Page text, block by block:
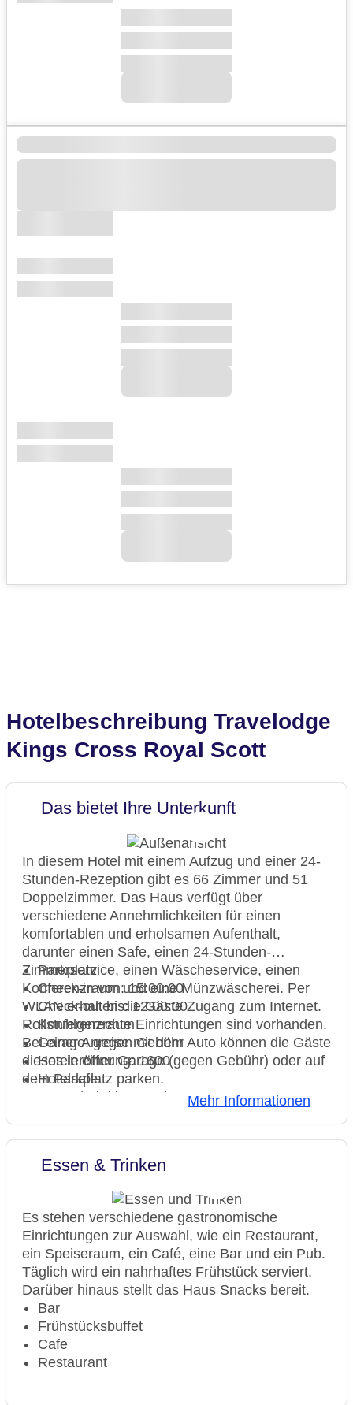
Hotelbeschreibung Travelodge
Kings Cross Royal Scott
Das bietet Ihre Unterkunft
In diesem Hotel mit einem Aufzug und einer 24-
Stunden-Rezeption gibt es 66 Zimmer und 51
Doppelzimmer. Das Haus verfügt über
verschiedene Annehmlichkeiten für einen
komfortablen und erholsamen Aufenthalt,
darunter einen Safe, einen 24-Stunden-
Zimmerservice, einen Wäscheservice, einen
Konferenzraum und eine Münzwäscherei. Per
WLAN erhalten die Gäste Zugang zum Internet.
Rollstuhlgerechte Einrichtungen sind vorhanden.
Bei einer Anreise mit dem Auto können die Gäste
dieses in einer Garage (gegen Gebühr) oder auf
dem Parkplatz parken.
Parkplatz
Check-in von: 15:00:00
Check-out bis: 12:00:00
Konferenzraum
Garage: gegen Gebühr
Hoteleröffnung: 1600
Hotelsafe
WLAN/WiFi im Hotel
Rezeption
Zimmerservice
Gesamtanzahl der Zimmer: 66
Zahlungsarten: American Express,
Mastercard, Visa
Landeskategorie: 3 Sterne
Mehr Informationen
Essen & Trinken
Es stehen verschiedene gastronomische
Einrichtungen zur Auswahl, wie ein Restaurant,
ein Speiseraum, ein Café, eine Bar und ein Pub.
Täglich wird ein nahrhaftes Frühstück serviert.
Darüber hinaus stellt das Haus Snacks bereit.
Bar
Frühstücksbuffet
Cafe
Restaurant